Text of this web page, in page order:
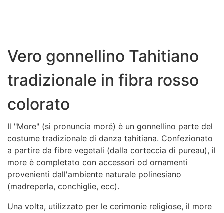
Vero gonnellino Tahitiano
tradizionale in fibra rosso
colorato
Il "More" (si pronuncia moré) è un gonnellino parte del
costume tradizionale di danza tahitiana. Confezionato
a partire da fibre vegetali (dalla corteccia di pureau), il
more è completato con accessori od ornamenti
provenienti dall'ambiente naturale polinesiano
(madreperla, conchiglie, ecc).
Una volta, utilizzato per le cerimonie religiose, il more